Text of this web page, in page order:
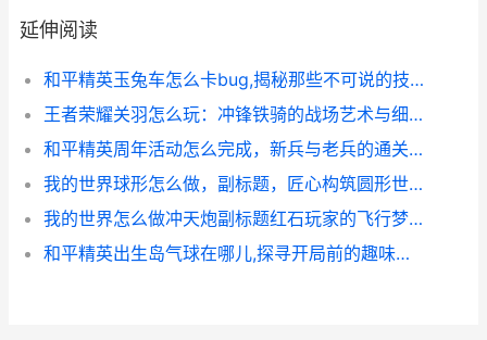
延伸阅读
和平精英玉兔车怎么卡bug,揭秘那些不可说的技巧
王者荣耀关羽怎么玩：冲锋铁骑的战场艺术与细节掌控
和平精英周年活动怎么完成，新兵与老兵的通关秘籍
我的世界球形怎么做，副标题，匠心构筑圆形世界
我的世界怎么做冲天炮副标题红石玩家的飞行梦想
和平精英出生岛气球在哪儿,探寻开局前的趣味秘密